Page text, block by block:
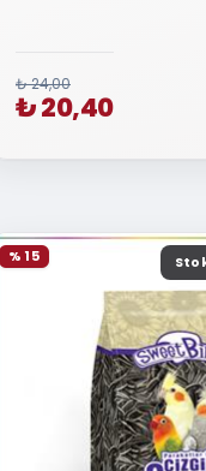
₺ 24,00
₺ 20,40
% 15